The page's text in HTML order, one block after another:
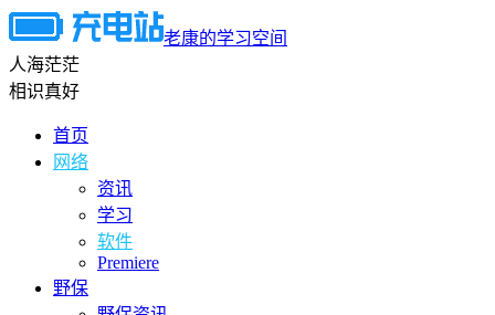
老康的学习空间
人海茫茫
相识真好
首页
网络
资讯
学习
软件
Premiere
野保